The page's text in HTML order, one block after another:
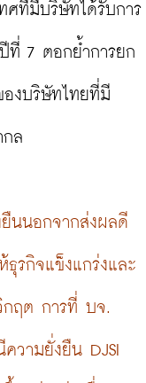
ศที่มีบริษัทได้รับการ
ที่ 7 ตอกย้ำการยก
องบริษัทไทยที่มี
กล
ยืนนอกจากส่งผลดี
รกิจแข็งแกร่งและ
กฤต การที่ บจ.
วามยั่งยืน DJSI